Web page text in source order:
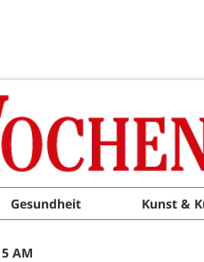
Gesundheit Kunst &
AM